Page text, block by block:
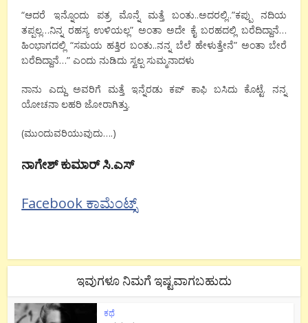
“ಆದರೆ ಇನ್ನೊಂದು ಪತ್ರ ಮೊನ್ನೆ ಮತ್ತೆ ಬಂತು..ಅದರಲ್ಲಿ..”ಕಪ್ಪು ನದಿಯ
ತಪ್ಪಲ್ಲ…ನಿನ್ನ ರಹಸ್ಯ ಉಳಿಯಲ್ಲ” ಅಂತಾ ಅದೇ ಕೈ ಬರಹದಲ್ಲಿ ಬರೆದಿದ್ದಾನೆ…
ಹಿಂಭಾಗದಲ್ಲಿ “ಸಮಯ ಹತ್ತಿರ ಬಂತು..ನನ್ನ ಬೆಲೆ ಹೇಳುತ್ತೇನೆ” ಅಂತಾ ಬೇರೆ
ಬರೆದಿದ್ದಾನೆ…” ಎಂದು ನುಡಿದು ಸ್ವಲ್ಪ ಸುಮ್ಮನಾದಳು
ನಾನು ಎದ್ದು ಅವರಿಗೆ ಮತ್ತೆ ಇನ್ನೆರಡು ಕಪ್ ಕಾಫಿ ಬಸಿದು ಕೊಟ್ಟೆ. ನನ್ನ
ಯೋಚನಾ ಲಹರಿ ಜೋರಾಗಿತ್ತು.
(ಮುಂದುವರಿಯುವುದು….)
ನಾಗೇಶ್ ಕುಮಾರ್ ಸಿ.ಎಸ್
Facebook ಕಾಮೆಂಟ್ಸ್
ಇವುಗಳೂ ನಿಮಗೆ ಇಷ್ಟವಾಗಬಹುದು
ಕಥೆ